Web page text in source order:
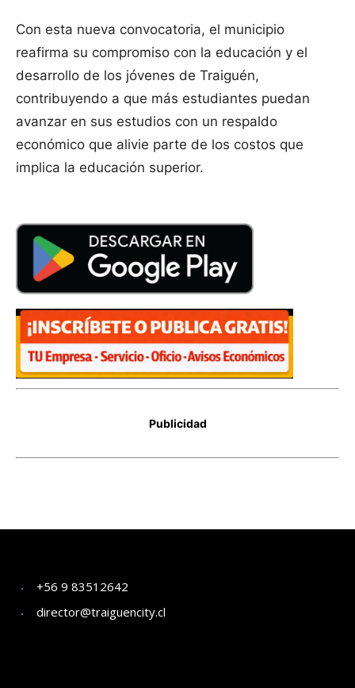
+56 9 83512642
director@traiguencity.cl